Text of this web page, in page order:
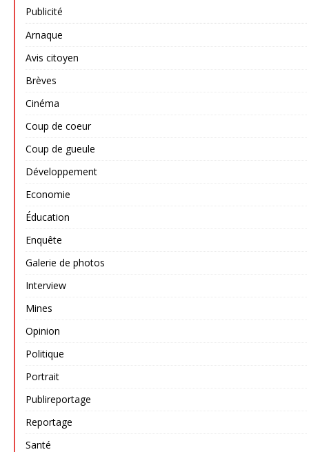
Publicité
Arnaque
Avis citoyen
Brèves
Cinéma
Coup de coeur
Coup de gueule
Développement
Economie
Éducation
Enquête
Galerie de photos
Interview
Mines
Opinion
Politique
Portrait
Publireportage
Reportage
Santé